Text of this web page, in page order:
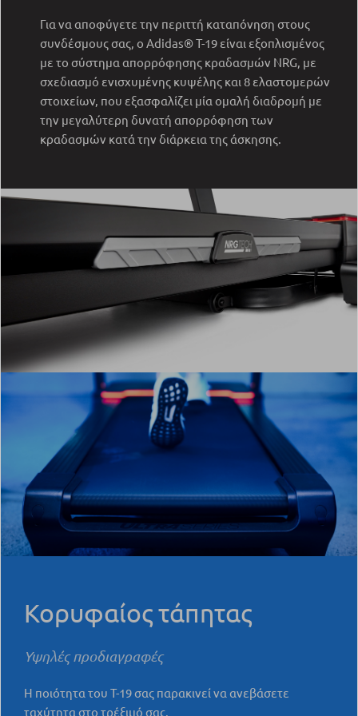
Για να αποφύγετε την περιττή καταπόνηση στους
συνδέσμους σας, ο Adidas® T-19 είναι εξοπλισμένος
με το σύστημα απορρόφησης κραδασμών NRG, με
σχεδιασμό ενισχυμένης κυψέλης και 8 ελαστομερών
στοιχείων, που εξασφαλίζει μία ομαλή διαδρομή με
την μεγαλύτερη δυνατή απορρόφηση των
κραδασμών κατά την διάρκεια της άσκησης.
Κορυφαίος τάπητας
Υψηλές προδιαγραφές
Η ποιότητα του T-19 σας παρακινεί να ανεβάσετε
ταχύτητα στο τρέξιμό σας.